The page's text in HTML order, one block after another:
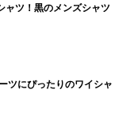
ャツ！黒のメンズシャツ
ツにぴったりのワイシャ